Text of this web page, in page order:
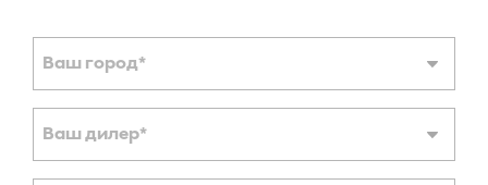
Ваш город*
Ваш дилер*